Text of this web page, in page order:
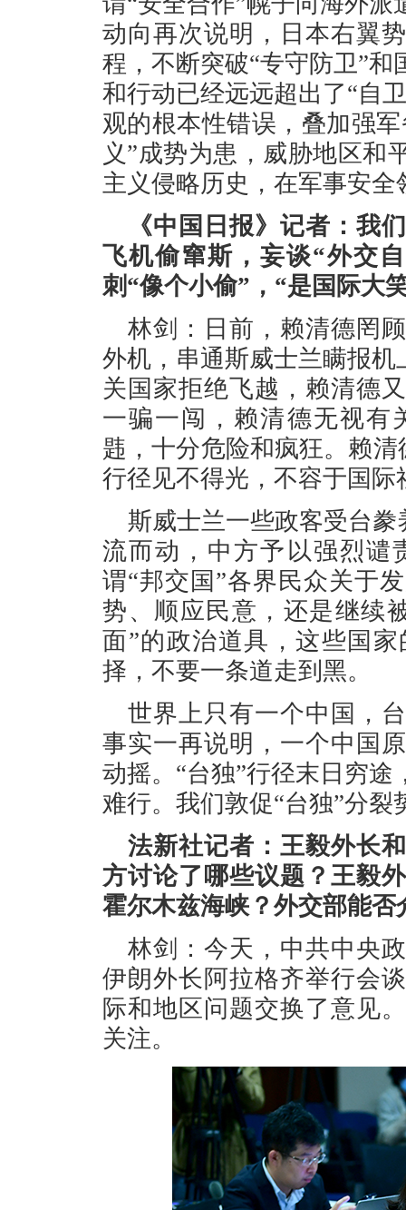
动向再次说明，日本右翼
程，不断突破“专守防卫”
和行动已经远远超出了“自
观的根本性错误，叠加强
义”成势为患，威胁地区和
主义侵略历史，在军事安
《中国日报》记者：我
飞机偷窜斯，妄谈“外交
刺“像个小偷”，“是国际大
林剑：日前，赖清德罔
外机，串通斯威士兰瞒报机
关国家拒绝飞越，赖清德
一骗一闯，赖清德无视有
韪，十分危险和疯狂。赖清
行径见不得光，不容于国
斯威士兰一些政客受台豢
流而动，中方予以强烈谴
谓“邦交国”各界民众关于
势、顺应民意，还是继续
面”的政治道具，这些国
择，不要一条道走到黑。
世界上只有一个中国，
事实一再说明，一个中国
动摇。“台独”行径末日穷
难行。我们敦促“台独”分
法新社记者：王毅外长
方讨论了哪些议题？王毅
霍尔木兹海峡？外交部能否
林剑：今天，中共中央
伊朗外长阿拉格齐举行会
际和地区问题交换了意见
关注。